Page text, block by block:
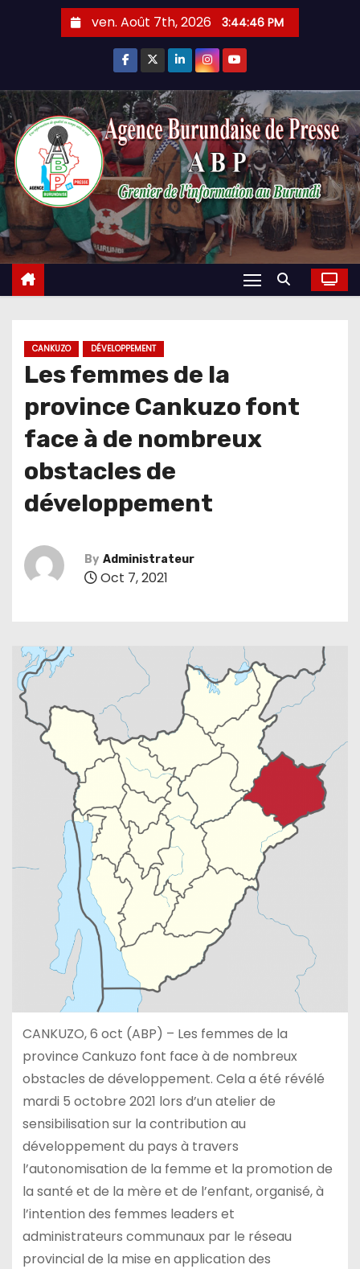
ven. Août 7th, 2026 3:44:47 PM
CANKUZO DÉVELOPPEMENT
Les femmes de la
province Cankuzo font
face à de nombreux
obstacles de
développement
By Administrateur
Oct 7, 2021
CANKUZO, 6 oct (ABP) – Les femmes de la
province Cankuzo font face à de nombreux
obstacles de développement. Cela a été révélé
mardi 5 octobre 2021 lors d’un atelier de
sensibilisation sur la contribution au
développement du pays à travers
l’autonomisation de la femme et la promotion de
la santé et de la mère et de l’enfant, organisé, à
l’intention des femmes leaders et
administrateurs communaux par le réseau
provincial de la mise en application des